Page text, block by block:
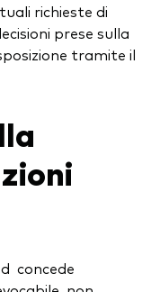
richieste di
prese sulla
tramite il
concede